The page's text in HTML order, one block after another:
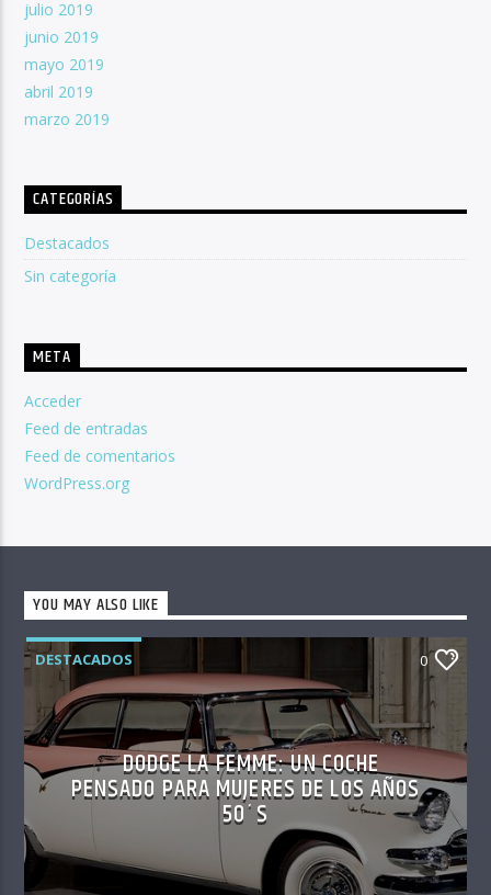
julio 2019
junio 2019
mayo 2019
abril 2019
marzo 2019
CATEGORÍAS
Destacados
Sin categoría
META
Acceder
Feed de entradas
Feed de comentarios
WordPress.org
YOU MAY ALSO LIKE
DESTACADOS 0
DODGE LA FEMME: UN COCHE
PENSADO PARA MUJERES DE LOS AÑOS
50´S